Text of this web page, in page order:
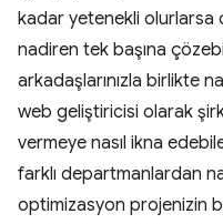
kadar yetenekli olurlarsa
nadiren tek başına
arkadaşlarınızla birlikte
web geliştiricisi olarak
vermeye nasıl ikna
farklı departmanlardan
optimizasyon projenizin